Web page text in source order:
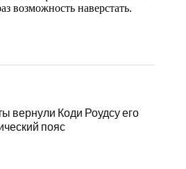
вернули Коди Роудсу его
пояс